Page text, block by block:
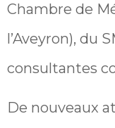
Chambre de
l’Aveyron), du
consultantes
De nouveaux